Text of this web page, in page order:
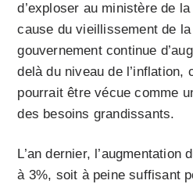
d’exploser au ministère de
cause du vieillissement de
gouvernement continue
delà du niveau de l’inflation,
pourrait être vécue comme
des besoins grandissants.
L’an dernier, l’augmentation
à 3%, soit à peine suffisant